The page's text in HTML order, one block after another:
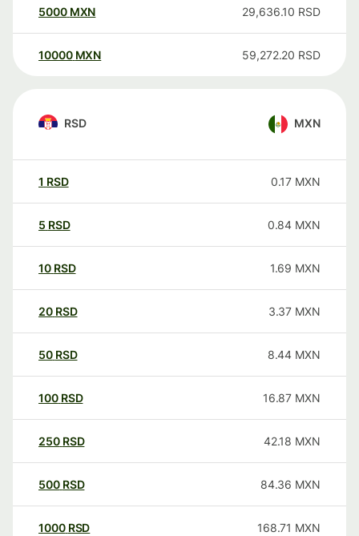
5000 MXN 29,636.10 RSD
10000 MXN 59,272.20 RSD
RSD MXN
1 RSD 0.17 MXN
5 RSD 0.84 MXN
10 RSD 1.69 MXN
20 RSD 3.37 MXN
50 RSD 8.44 MXN
100 RSD 16.87 MXN
250 RSD 42.18 MXN
500 RSD 84.36 MXN
1000 RSD 168.71 MXN